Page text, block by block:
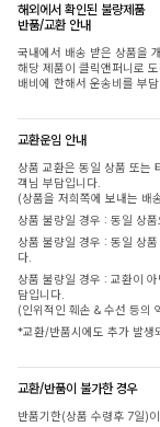
해외에서 확인된 불량제품
반품/교환 안내
국내에서 배송 받은 상품을
해당 제품이 클릭앤퍼니로
배비에 한해서 운송비를 부
교환운임 안내
상품 교환은 동일 상품 또
객님 부담입니다.
(상품을 저희쪽에 보내는
상품 불량일 경우 : 동일 상
상품 불량일 경우 : 동일 상
다.
상품 불량일 경우 : 교환이
담입니다.
(인위적인 훼손 & 수선 등의
*교환/반품시에도 추가 발생
교환/반품이 불가한 경우
반품기한(상품 수령후 7일)